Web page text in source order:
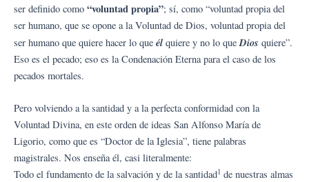
ser definido como “voluntad propia”; sí, como “voluntad propia del
ser humano, que se opone a la Voluntad de Dios, voluntad propia del
ser humano que quiere hacer lo que él quiere y no lo queDios quiere”.
Eso es el pecado; eso es la Condenación Eterna para el caso de los
pecados mortales.
Pero volviendo a la santidad y a la perfecta conformidad con la
Voluntad Divina, en este orden de ideas San Alfonso María de
Ligorio, como que es “Doctor de la Iglesia”, tiene palabras
magistrales. Nos enseña él, casi literalmente:
Todo el fundamento de la salvación y de la santidad1 de nuestras almas